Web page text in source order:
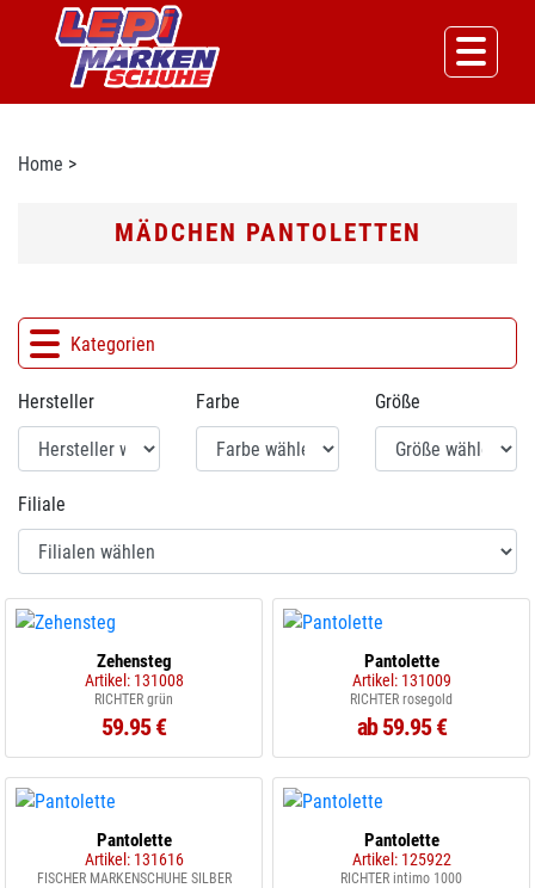
Home >
MÄDCHEN PANTOLETTEN
Kategorien
Hersteller Farbe Größe
Filiale
Zehensteg
Artikel: 131008
RICHTER grün
59.95 €
Pantolette
Artikel: 131009
RICHTER rosegold
ab 59.95 €
Pantolette
Artikel: 131616
FISCHER MARKENSCHUHE SILBER
Pantolette
Artikel: 125922
RICHTER intimo 1000